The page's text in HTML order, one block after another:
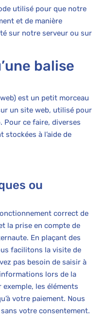
utilisé pour que notre
et de manière
sur notre serveur ou sur
balise
est un petit morceau
un site web, utilisé pour
Pour ce faire, diverses
à l’aide de
ou
correct de
la prise en compte de
En plaçant des
facilitons la visite de
pas besoin de saisir à
lors de la
les éléments
votre paiement. Nous
votre consentement.